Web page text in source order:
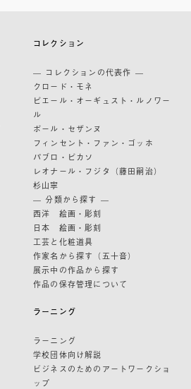
コレクション
— コレクションの代表作 —
クロード・モネ
ピエール・オーギュスト・ルノワー
ル
ポール・セザンヌ
フィンセント・ファン・ゴッホ
パブロ・ピカソ
レオナール・フジタ（藤田嗣治）
杉山寧
— 分類から探す —
西洋 絵画・彫刻
日本 絵画・彫刻
工芸と化粧道具
作家名から探す（五十音）
展示中の作品から探す
作品の保存管理について
ラーニング
ラーニング
学校団体向け解説
ビジネスのためのアートワークショ
ップ